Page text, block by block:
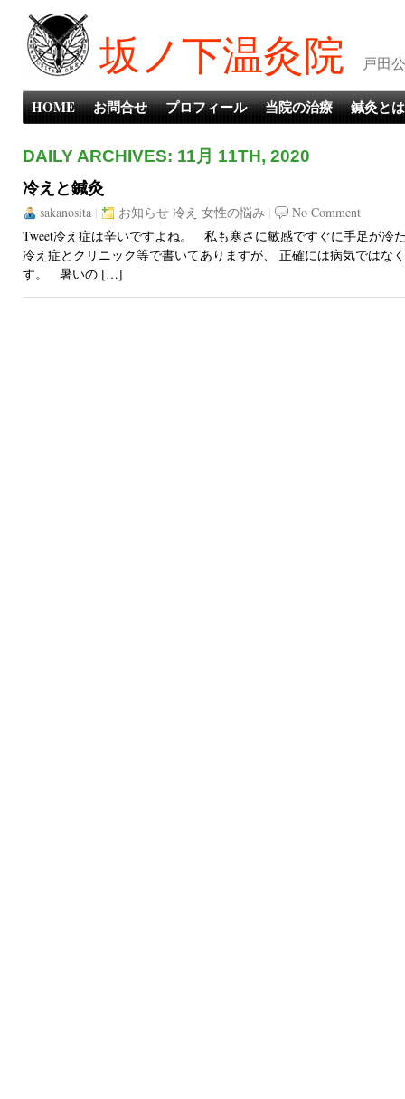
坂ノ下温灸院 戸田
HOME お問合せ プロフィール 当院の治療 鍼灸とは
DAILY ARCHIVES: 11月 11TH, 2020
冷えと鍼灸
sakanosita | お知らせ 冷え 女性の悩み |
No Comment
Tweet冷え症は辛いですよね。 私も寒さに敏感ですぐに手足が冷
冷え症とクリニック等で書いてありますが、 正確には病気ではな
す。 暑いの […]